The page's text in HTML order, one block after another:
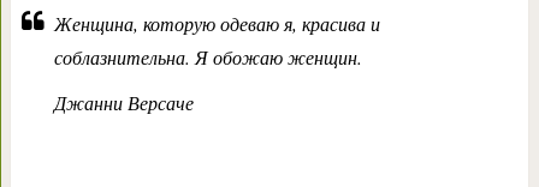
Женщина, которую одеваю я, красива и
соблазнительна. Я обожаю женщин.
Джанни Версаче